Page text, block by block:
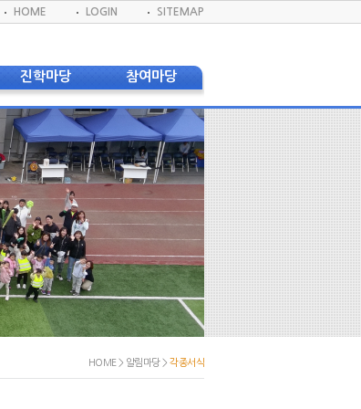
HOME LOGIN SITEMAP
진학마당
졸업생 대학합격 현황
졸업생 대학진학 현황
DKIS 프로그램
진학진로자료실
참여마당
게시판
교육지원봉사단
학생회
DBS(방송반)
HOME > 알림마당 >각종서식